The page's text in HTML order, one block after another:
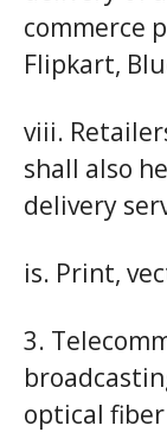
commerce
Flipkart,
viii.
shall also
delivery
is. Print,
3.
optical fiber